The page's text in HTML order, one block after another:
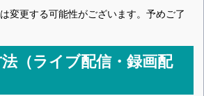
変更する可能性がございます。予めご了
（ライブ配信・録画配